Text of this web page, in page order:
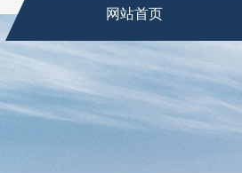
网站首页